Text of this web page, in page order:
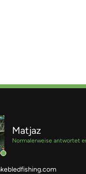
Matjaz
Normalerweise antwortet